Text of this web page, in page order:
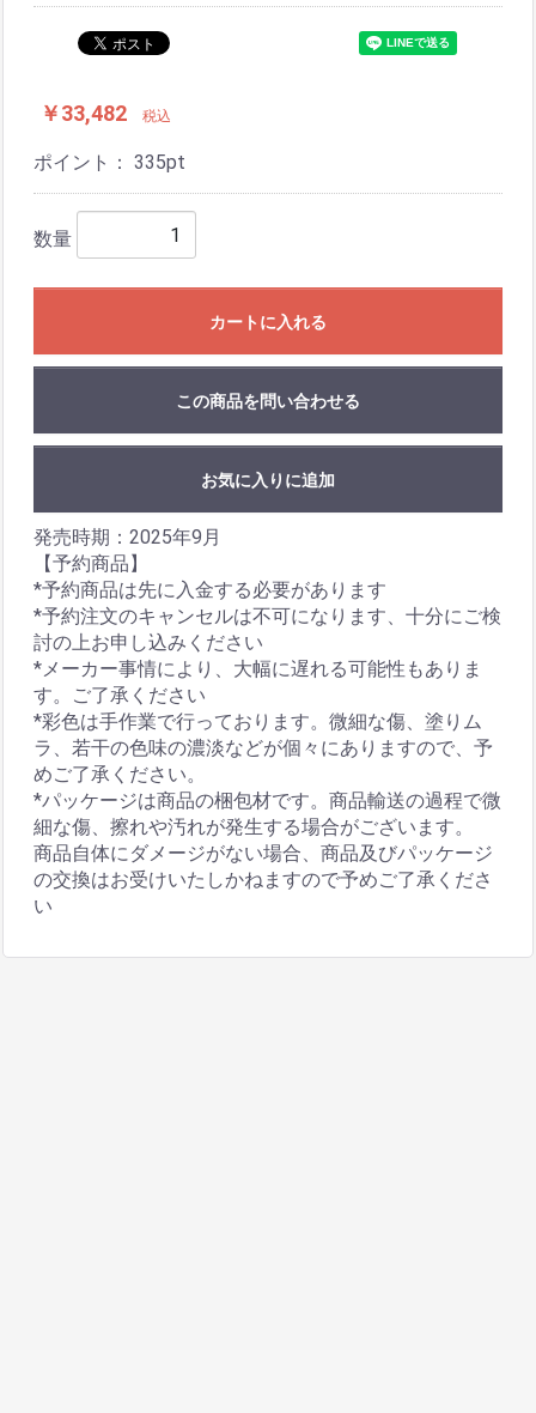
￥33,482 税込
ポイント： 335pt
数量
カートに入れる
この商品を問い合わせる
お気に入りに追加
発売時期：2025年9月
【予約商品】
*予約商品は先に入金する必要があります
*予約注文のキャンセルは不可になります、十分にご検
討の上お申し込みください
*メーカー事情により、大幅に遅れる可能性もありま
す。ご了承ください
*彩色は手作業で行っております。微細な傷、塗りム
ラ、若干の色味の濃淡などが個々にありますので、予
めご了承ください。
*パッケージは商品の梱包材です。商品輸送の過程で微
細な傷、擦れや汚れが発生する場合がございます。
商品自体にダメージがない場合、商品及びパッケージ
の交換はお受けいたしかねますので予めご了承くださ
い